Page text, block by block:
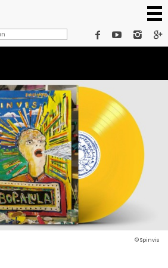
   
© Spinvis